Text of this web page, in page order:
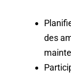
des